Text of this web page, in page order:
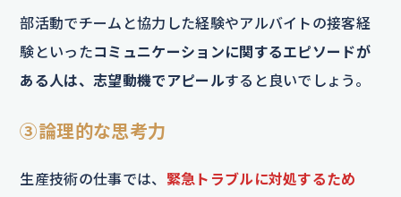
部活動でチームと協力した経験やアルバイトの接客経
験といったコミュニケーションに関するエピソードが
ある人は、志望動機でアピールすると良いでしょう。
③論理的な思考力
生産技術の仕事では、 緊急トラブルに対処するため